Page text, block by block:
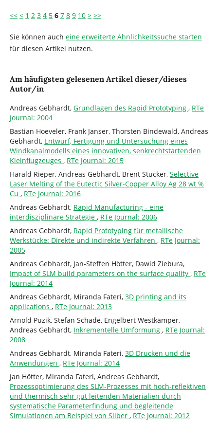
<< < 1 2 3 4 5 6 7 8 9 10 > >>
Sie können auch eine erweiterte Ähnlichkeitssuche starten
für diesen Artikel nutzen.
Am häufigsten gelesenen Artikel dieser/dieses
Autor/in
Andreas Gebhardt, Grundlagen des Rapid Prototyping , RTe
Journal: 2004
Bastian Hoeveler, Frank Janser, Thorsten Bindewald, Andreas
Gebhardt, Entwurf, Fertigung und Untersuchung eines
Windkanalmodells eines innovativen, senkrechtstartenden
Kleinflugzeuges , RTe Journal: 2015
Harald Rieper, Andreas Gebhardt, Brent Stucker, Selective
Laser Melting of the Eutectic Silver-Copper Alloy Ag 28 wt %
Cu , RTe Journal: 2016
Andreas Gebhardt, Rapid Manufacturing - eine
interdisziplinäre Strategie , RTe Journal: 2006
Andreas Gebhardt, Rapid Prototyping für metallische
Werkstücke: Direkte und indirekte Verfahren , RTe Journal:
2005
Andreas Gebhardt, Jan-Steffen Hötter, Dawid Ziebura,
Impact of SLM build parameters on the surface quality , RTe
Journal: 2014
Andreas Gebhardt, Miranda Fateri, 3D printing and its
applications , RTe Journal: 2013
Arnold Puzik, Stefan Schade, Engelbert Westkämper,
Andreas Gebhardt, Inkrementelle Umformung , RTe Journal:
2008
Andreas Gebhardt, Miranda Fateri, 3D Drucken und die
Anwendungen , RTe Journal: 2014
Jan Hötter, Miranda Fateri, Andreas Gebhardt,
Prozessoptimierung des SLM-Prozesses mit hoch-reflektiven
und thermisch sehr gut leitenden Materialien durch
systematische Parameterfindung und begleitende
Simulationen am Beispiel von Silber , RTe Journal: 2012